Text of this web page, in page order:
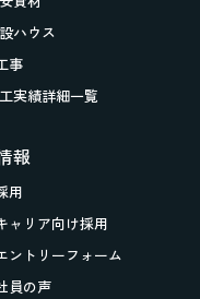
ハウス
事
実績詳細一覧
報
用
ャリア向け採用
ントリーフォーム
員の声